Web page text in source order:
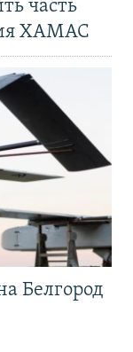
часть
ХАМАС
Белгород